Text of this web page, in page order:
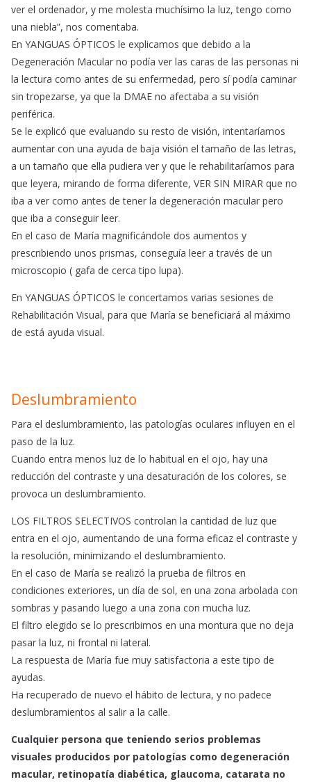
ver el ordenador, y me molesta muchísimo la luz, tengo como
una niebla”, nos comentaba.
En YANGUAS ÓPTICOS le explicamos que debido a la
Degeneración Macular no podía ver las caras de las personas ni
la lectura como antes de su enfermedad, pero sí podía caminar
sin tropezarse, ya que la DMAE no afectaba a su visión
periférica.
Se le explicó que evaluando su resto de visión, intentaríamos
aumentar con una ayuda de baja visión el tamaño de las letras,
a un tamaño que ella pudiera ver y que le rehabilitaríamos para
que leyera, mirando de forma diferente, VER SIN MIRAR que no
iba a ver como antes de tener la degeneración macular pero
que iba a conseguir leer.
En el caso de María magnificándole dos aumentos y
prescribiendo unos prismas, conseguía leer a través de un
microscopio ( gafa de cerca tipo lupa).
En YANGUAS ÓPTICOS le concertamos varias sesiones de
Rehabilitación Visual, para que María se beneficiará al máximo
de está ayuda visual.
Deslumbramiento
Para el deslumbramiento, las patologías oculares influyen en el
paso de la luz.
Cuando entra menos luz de lo habitual en el ojo, hay una
reducción del contraste y una desaturación de los colores, se
provoca un deslumbramiento.
LOS FILTROS SELECTIVOS controlan la cantidad de luz que
entra en el ojo, aumentando de una forma eficaz el contraste y
la resolución, minimizando el deslumbramiento.
En el caso de María se realizó la prueba de filtros en
condiciones exteriores, un día de sol, en una zona arbolada con
sombras y pasando luego a una zona con mucha luz.
El filtro elegido se lo prescribimos en una montura que no deja
pasar la luz, ni frontal ni lateral.
La respuesta de María fue muy satisfactoria a este tipo de
ayudas.
Ha recuperado de nuevo el hábito de lectura, y no padece
deslumbramientos al salir a la calle.
Cualquier persona que teniendo serios problemas
visuales producidos por patologías como degeneración
macular, retinopatía diabética, glaucoma, catarata no